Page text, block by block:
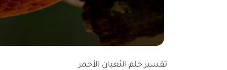
تفسير حلم الثعبان الأحمر